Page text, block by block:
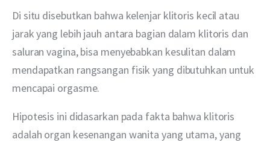
Di situ disebutkan bahwa kelenjar klitoris kecil atau
jarak yang lebih jauh antara bagian dalam klitoris dan
saluran vagina, bisa menyebabkan kesulitan dalam
mendapatkan rangsangan fisik yang dibutuhkan untuk
mencapai orgasme.
Hipotesis ini didasarkan pada fakta bahwa klitoris
adalah organ kesenangan wanita yang utama, yang